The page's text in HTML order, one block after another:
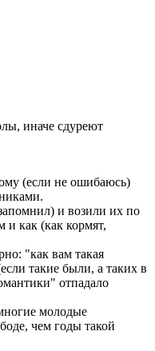
иначе сдуреют
(если не ошибаюсь)
и возили их по
и как (как кормят,
"как вам такая
такие были, а таких в
отпадало
молодые
чем годы такой